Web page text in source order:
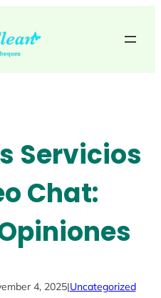
Servicios
Chat:
4, 2025|Uncategorized